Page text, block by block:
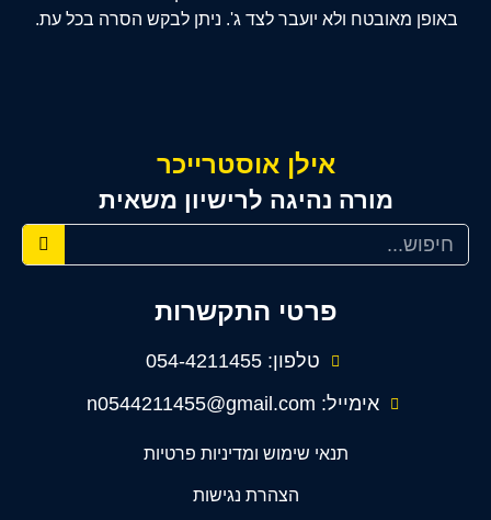
פרטי התקשרות
טלפון: 054-4211455
אימייל: n0544211455@gmail.com
תנאי שימוש ומדיניות פרטיות
הצהרת נגישות
אילן אוסטרייכר
מורה נהיגה לרישיון משאית
באופן מאובטח ולא יועבר לצד ג'. ניתן לבקש הסרה בכל עת.